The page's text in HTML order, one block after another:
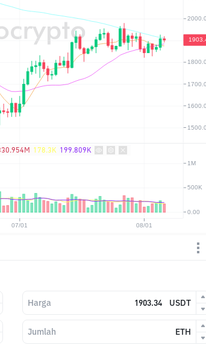
178.3K 199.809K
Harga USDT
Jumlah ETH